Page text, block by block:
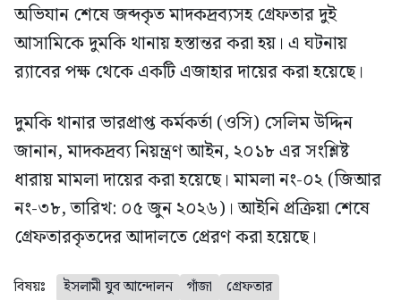
অভিযান শেষে জব্দকৃত মাদকদ্রব্যসহ গ্রেফতার দুই
আসামিকে দুমকি থানায় হস্তান্তর করা হয়। এ ঘটনায়
র‍্যাবের পক্ষ থেকে একটি এজাহার দায়ের করা হয়েছে।
দুমকি থানার ভারপ্রাপ্ত কর্মকর্তা (ওসি) সেলিম উদ্দিন
জানান, মাদকদ্রব্য নিয়ন্ত্রণ আইন, ২০১৮ এর সংশ্লিষ্ট
ধারায় মামলা দায়ের করা হয়েছে। মামলা নং-০২ (জিআর
নং-৩৮, তারিখ: ০৫ জুন ২০২৬)। আইনি প্রক্রিয়া শেষে
গ্রেফতারকৃতদের আদালতে প্রেরণ করা হয়েছে।
বিষয়ঃ ইসলামী যুব আন্দোলন গাঁজা গ্রেফতার